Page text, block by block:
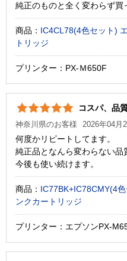
純正のものと全く変わらず買
商品： IC4CL78(4色セット)
トリッジ
プリンター：PX-Ｍ650F
コスパ、品
神奈川県のお客様 2026年04月
何度かリピートしてます。
純正品となんら変わらない品
今後も使い続けます。
商品： IC77BK+IC78CMY(4
ンクカートリッジ
プリンター：エプソンPX-